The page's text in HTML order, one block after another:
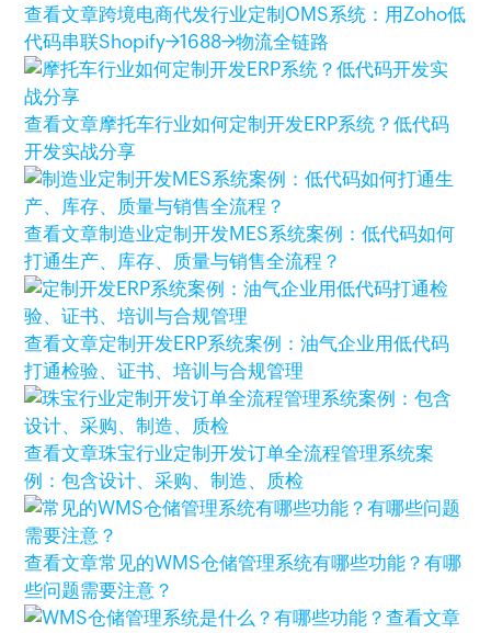
查看文章跨境电商代发行业定制OMS系统：用Zoho低
代码串联Shopify→1688→物流全链路
查看文章摩托车行业如何定制开发ERP系统？低代码
开发实战分享
查看文章制造业定制开发MES系统案例：低代码如何
打通生产、库存、质量与销售全流程？
查看文章定制开发ERP系统案例：油气企业用低代码
打通检验、证书、培训与合规管理
查看文章珠宝行业定制开发订单全流程管理系统案
例：包含设计、采购、制造、质检
查看文章常见的WMS仓储管理系统有哪些功能？有哪
些问题需要注意？
查看文章